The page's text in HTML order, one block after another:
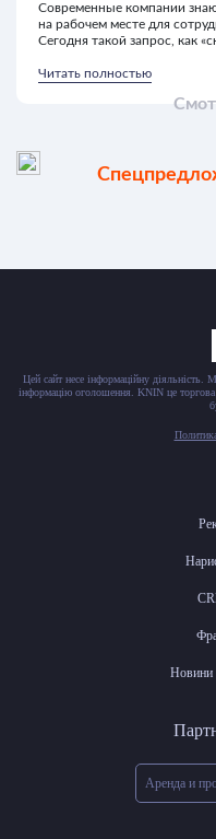
Современные компании
на рабочем месте для
Сегодня такой запрос, как
Читать полностью
Цей сайт несе інформаційну діяльність.
інформацію оголошення. KNIN це
Новини
Аренда и